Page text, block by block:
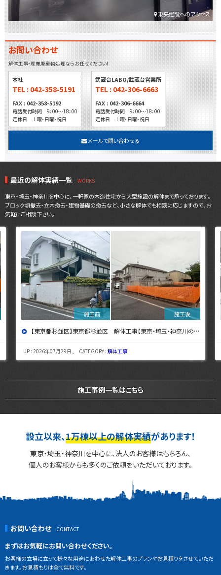
東央建設へのアクセス
お問い合わせ
解体工事・産業廃棄物処理ならお任せください!
本社
TEL : 042-358-5191
FAX : 042-358-5192
電話受付時間 9：00～18：00
定休日 土曜・日曜・祝日
武蔵台LABO/武蔵台営業所
TEL : 042-306-6663
FAX : 042-306-6664
電話受付時間 9：00～18：00
定休日 土曜・日曜・祝日
メールで問い合わせる
最近の解体実績一覧
東京・埼玉・神奈川を中心に、一軒家の木造住宅から大型施設の解体まで承っております。
ブロック塀撤去・立木撤去・建物基礎の撤去など、小さな解体でも相談に応じますので、お
気軽にご相談下さい。
【東京都杉並区】東京都杉並区 解体工事【東京・埼玉・神奈川の解体工事なら東央建設へ】
UP : 2026年07月29日 , CATEGORY :解体工事
施工事例一覧はこちら
設立以来、1万棟以上の解体実績があります！
東京・埼玉・神奈川を中心に、法人のお客様はもちろん、
個人のお客様からも多くのご依頼をいただいております。
お問い合わせ
まずはお気軽にお問い合わせください。
お客様の立場に立って様々な用途にあわせた解体工事のプランやお見積りをさせていただ
きます。お見積もりは全て無料です。